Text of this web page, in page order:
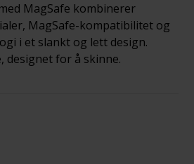
MagSafe kombinerer
MagSafe-kompatibilitet og
i et slankt og lett design.
designet for å skinne.